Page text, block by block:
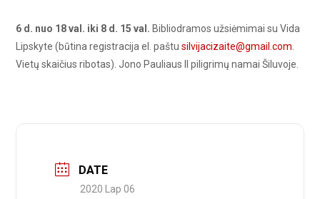
6 d. nuo 18 val. iki 8 d. 15 val. Bibliodramos užsiėmimai su Vida
Lipskyte (būtina registracija el. paštusilvijacizaite@gmail.com
Vietų skaičius ribotas). Jono Pauliaus II piligrimų namai Šiluvoje.
DATE
2020 Lap 06